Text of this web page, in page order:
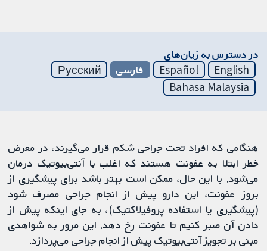
در دسترس به زیان‌های
English
Español فارسی
Русский
Bahasa Malaysia
هنگامی که افراد تحت جراحی شکم قرار می‌گیرند، در معرض
خطر ابتلا به عفونت هستند که اغلب با آنتی‌بیوتیک درمان
می‌شود. با این حال، ممکن است بهتر باشد برای پیشگیری از
بروز عفونت، این دارو پیش از انجام جراحی مصرف شود
(پیشگیری یا استفاده پروفیلاکتیک)، به جای اینکه پیش از
دادن آن صبر کنیم تا عفونت رخ دهد. این مرور به شواهدی
مبنی بر تجویز آنتی‌بیوتیک پیش از انجام جراحی می‌پردازد.